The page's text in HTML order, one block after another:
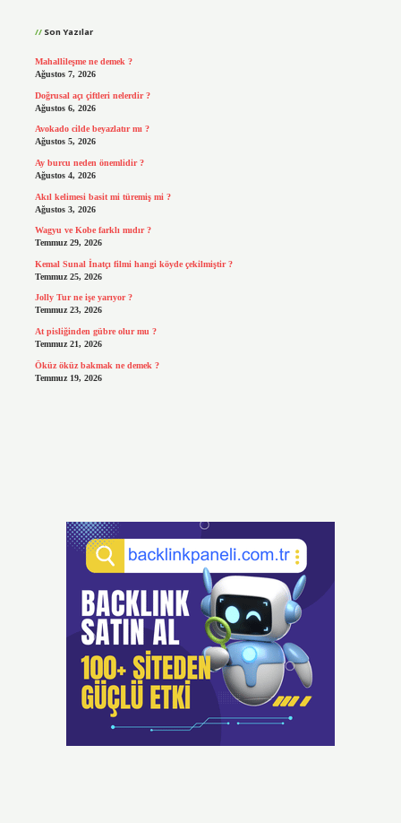
Son Yazılar
Mahallileşme ne demek ?
Ağustos 7, 2026
Doğrusal açı çiftleri nelerdir ?
Ağustos 6, 2026
Avokado cilde beyazlatır mı ?
Ağustos 5, 2026
Ay burcu neden önemlidir ?
Ağustos 4, 2026
Akıl kelimesi basit mi türemiş mi ?
Ağustos 3, 2026
Wagyu ve Kobe farklı mıdır ?
Temmuz 29, 2026
Kemal Sunal İnatçı filmi hangi köyde çekilmiştir ?
Temmuz 25, 2026
Jolly Tur ne işe yarıyor ?
Temmuz 23, 2026
At pisliğinden gübre olur mu ?
Temmuz 21, 2026
Öküz öküz bakmak ne demek ?
Temmuz 19, 2026